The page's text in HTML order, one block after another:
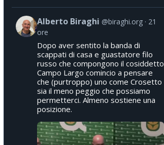
Alberto Biraghi @biraghi.org
21
ore
Dopo aver sentito la banda di
scappati di casa e guastatore filo
russo che compongono il cosiddetto
Campo Largo comincio a pensare
che (purtroppo) uno come Crosetto
sia il meno peggio che possiamo
permetterci. Almeno sostiene una
posizione.